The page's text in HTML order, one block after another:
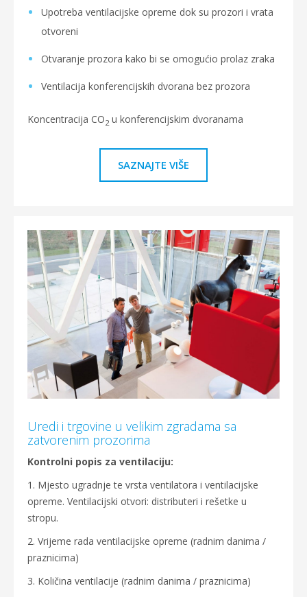
Upotreba ventilacijske opreme dok su prozori i vrata
otvoreni
Otvaranje prozora kako bi se omogućio prolaz zraka
Ventilacija konferencijskih dvorana bez prozora
Koncentracija CO2 u konferencijskim dvoranama
SAZNAJTE VIŠE
Uredi i trgovine u velikim zgradama sa
zatvorenim prozorima
Kontrolni popis za ventilaciju:
1. Mjesto ugradnje te vrsta ventilatora i ventilacijske
opreme. Ventilacijski otvori: distributeri i rešetke u
stropu.
2. Vrijeme rada ventilacijske opreme (radnim danima /
praznicima)
3. Količina ventilacije (radnim danima / praznicima)